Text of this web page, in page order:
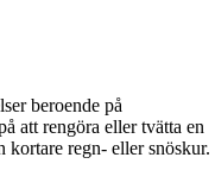
beroende på
att rengöra eller tvätta en
kortare regn- eller snöskur.